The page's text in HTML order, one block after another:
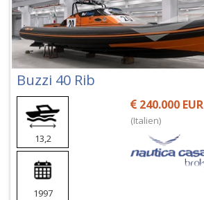
Buzzi 40 Rib
13,2
1997
240.000 EUR
(Italien)